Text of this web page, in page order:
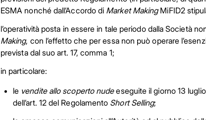
ESMA nonché dall’Accordo di Market Making MiFID2
l’operatività posta in essere in tale periodo dalla Società
Making, con l’effetto che per essa non può operare
prevista dal suo art. 17, comma 1;
in particolare:
le vendite allo scoperto nudeeseguite il giorno 13
dell’art. 12 del Regolamento Short Selling;